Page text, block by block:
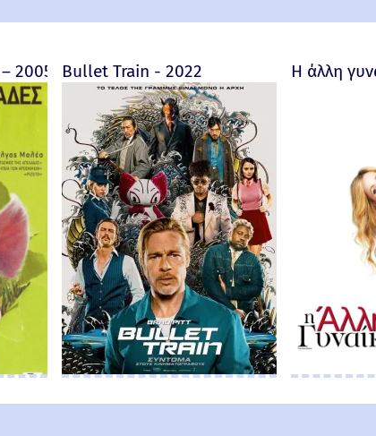
au Bon Dieu? - Trailer 2019 (Greek subs)
2005 Bullet Train - 2022 Η άλλη